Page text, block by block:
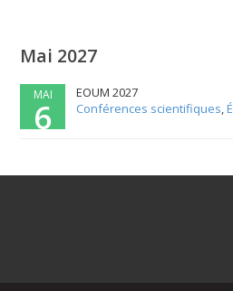
Mai 2027
MAI
6
EOUM 2027
Conférences scientifiques,